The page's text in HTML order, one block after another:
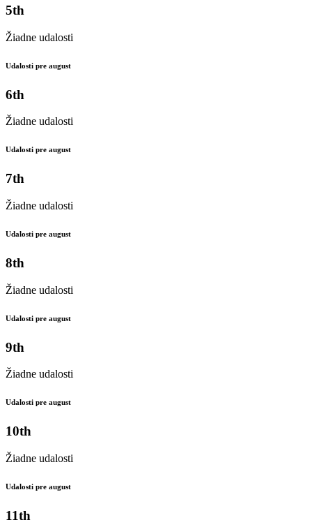
5th
Žiadne udalosti
Udalosti pre august
6th
Žiadne udalosti
Udalosti pre august
7th
Žiadne udalosti
Udalosti pre august
8th
Žiadne udalosti
Udalosti pre august
9th
Žiadne udalosti
Udalosti pre august
10th
Žiadne udalosti
Udalosti pre august
11th